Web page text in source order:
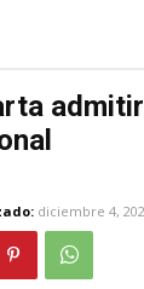
diciembre 4,